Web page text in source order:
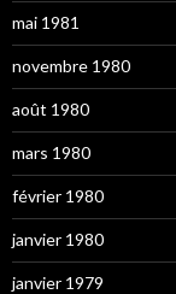
mai 1981
novembre 1980
août 1980
mars 1980
février 1980
janvier 1980
janvier 1979